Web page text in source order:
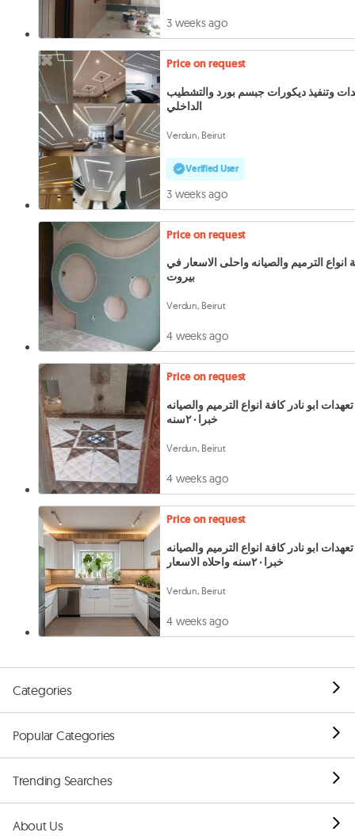
3 weeks ago
Price on request
وتنفيذ ديكورات جبسم بورد والتشطيب
الداخلي
Verdun, Beirut
Verified User
3 weeks ago
Price on request
انواع الترميم والصيانه واحلى الاسعار في
بيروت
Verdun, Beirut
4 weeks ago
Price on request
تعهدات ابو نادر كافة انواع الترميم والصيانه
خبرا٢٠سنه
Verdun, Beirut
4 weeks ago
Price on request
تعهدات ابو نادر كافة انواع الترميم والصيانه
خبرا٢٠سنه واحلاه الاسعار
Verdun, Beirut
4 weeks ago
Categories
Popular Categories
Trending Searches
About Us